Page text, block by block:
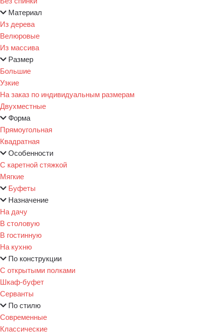
Материал
Из дерева
Велюровые
Из массива
Размер
Большие
Узкие
На заказ по индивидуальным размерам
Двухместные
Форма
Прямоугольная
Квадратная
Особенности
С каретной стяжкой
Мягкие
Буфеты
Назначение
На дачу
В столовую
В гостинную
На кухню
По конструкции
С открытыми полками
Шкаф-буфет
Серванты
По стилю
Современные
Классические